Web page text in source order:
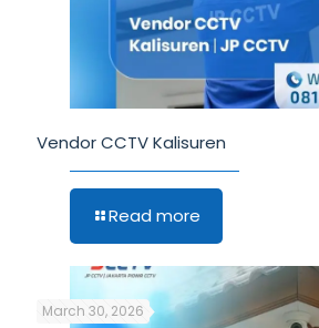
Vendor CCTV Kalisuren
Read more
March 30, 2026